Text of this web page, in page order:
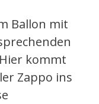
Ballon mit
kommt
Zappo ins